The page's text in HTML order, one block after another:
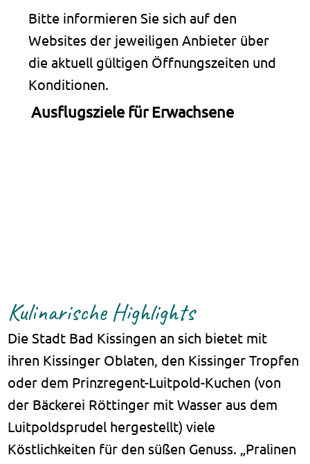
Bitte informieren Sie sich auf den
Websites der jeweiligen Anbieter über
die aktuell gültigen Öffnungszeiten und
Konditionen.
Ausflugsziele für Erwachsene
Kulinarische Highlights
Die Stadt Bad Kissingen an sich bietet mit
ihren Kissinger Oblaten, den Kissinger Tropfen
oder dem Prinzregent-Luitpold-Kuchen (von
der Bäckerei Röttinger mit Wasser aus dem
Luitpoldsprudel hergestellt) viele
Köstlichkeiten für den süßen Genuss. „Pralinen